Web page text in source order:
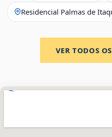
Residencial Palmas de
VER TODOS OS